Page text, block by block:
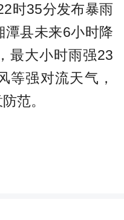
时35分发布暴雨
潭县未来6小时降
最大小时雨强23
等强对流天气，
范。